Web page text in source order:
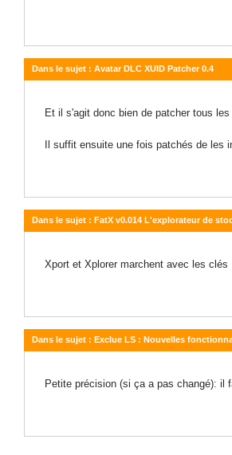
Dans le sujet : Avatar DLC XUID Patcher 0.4
Et il s'agit donc bien de patcher tous
Il suffit ensuite une fois patchés de les
Dans le sujet : FatX v0.014 L'explorateur de
Xport et Xplorer marchent avec les
Dans le sujet : Exclue LS : Nouvelles
Petite précision (si ça a pas changé): il